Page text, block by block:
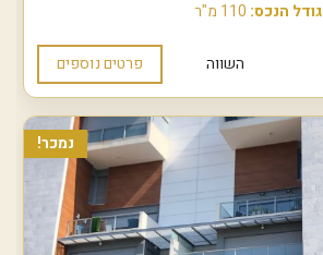
גודל הנכס: 110 מ"ר
השווה פרטים נוספים
נמכר!